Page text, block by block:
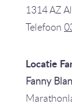
1314 AZ
Telefoon
Locatie
Fanny